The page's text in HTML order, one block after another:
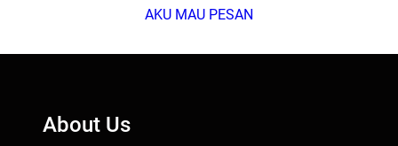
AKU MAU PESAN
About Us